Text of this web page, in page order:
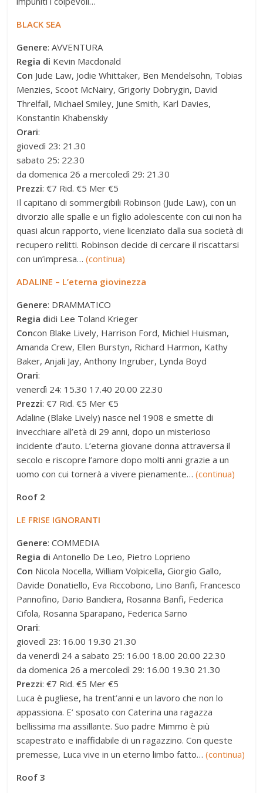
BLACK SEA
Genere: AVVENTURA
Regia di Kevin Macdonald
Con Jude Law, Jodie Whittaker, Ben Mendelsohn, Tobias
Menzies, Scoot McNairy, Grigoriy Dobrygin, David
Threlfall, Michael Smiley, June Smith, Karl Davies,
Konstantin Khabenskiy
Orari:
giovedì 23: 21.30
sabato 25: 22.30
da domenica 26 a mercoledì 29: 21.30
Prezzi: €7 Rid. €5 Mer €5
Il capitano di sommergibili Robinson (Jude Law), con un
divorzio alle spalle e un figlio adolescente con cui non ha
quasi alcun rapporto, viene licenziato dalla sua società di
recupero relitti. Robinson decide di cercare il riscattarsi
con un’impresa…(continua)
ADALINE – L’eterna giovinezza
Genere: DRAMMATICO
Regia didi Lee Toland Krieger
Concon Blake Lively, Harrison Ford, Michiel Huisman,
Amanda Crew, Ellen Burstyn, Richard Harmon, Kathy
Baker, Anjali Jay, Anthony Ingruber, Lynda Boyd
Orari:
venerdì 24: 15.30 17.40 20.00 22.30
Prezzi: €7 Rid. €5 Mer €5
Adaline (Blake Lively) nasce nel 1908 e smette di
invecchiare all’età di 29 anni, dopo un misterioso
incidente d’auto. L’eterna giovane donna attraversa il
secolo e riscopre l’amore dopo molti anni grazie a un
uomo con cui tornerà a vivere pienamente…(continua)
Roof 2
LE FRISE IGNORANTI
Genere: COMMEDIA
Regia di Antonello De Leo, Pietro Loprieno
Con Nicola Nocella, William Volpicella, Giorgio Gallo,
Davide Donatiello, Eva Riccobono, Lino Banfi, Francesco
Pannofino, Dario Bandiera, Rosanna Banfi, Federica
Cifola, Rosanna Sparapano, Federica Sarno
Orari:
giovedì 23: 16.00 19.30 21.30
da venerdì 24 a sabato 25: 16.00 18.00 20.00 22.30
da domenica 26 a mercoledì 29: 16.00 19.30 21.30
Prezzi: €7 Rid. €5 Mer €5
Luca è pugliese, ha trent’anni e un lavoro che non lo
appassiona. E’ sposato con Caterina una ragazza
bellissima ma assillante. Suo padre Mimmo è più
scapestrato e inaffidabile di un ragazzino. Con queste
premesse, Luca vive in un eterno limbo fatto…(continua)
Roof 3